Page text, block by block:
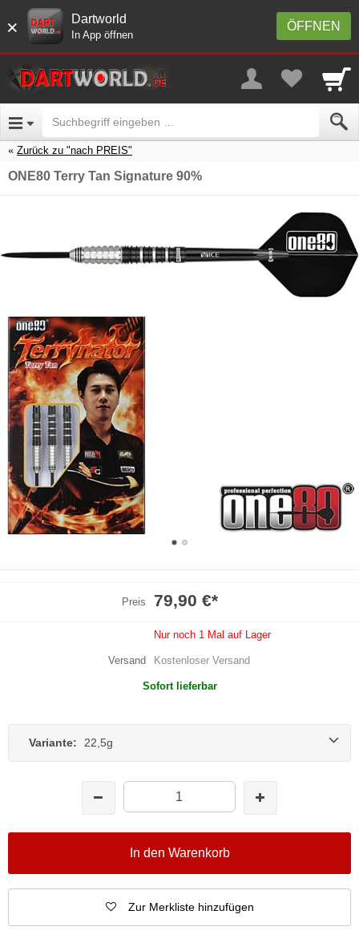
× ÖFFNEN
Dartworld
In App öffnen
Zurück zu "nach PREIS"
ONE80 Terry Tan Signature 90%
Preis 79,90 €*
Nur noch 1 Mal auf Lager
Versand Kostenloser Versand
Sofort lieferbar
Variante: 22,5g
In den Warenkorb
Zur Merkliste hinzufügen